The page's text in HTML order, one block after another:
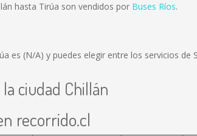
hasta Tirúa son vendidos por Buses Ríos.
es (N/A) y puedes elegir entre los servicios de
ciudad Chillán
recorrido.cl